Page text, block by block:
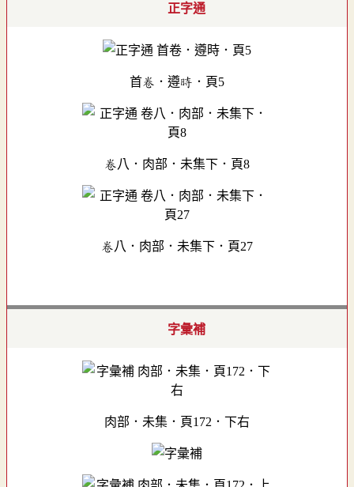
正字通
首卷．遵時．頁5
卷八．肉部．未集下．頁8
卷八．肉部．未集下．頁27
字彙補
肉部．未集．頁172．下右